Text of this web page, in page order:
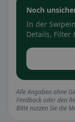
Noch
In der
Details, Filter
Alle Angaben ohne
Feedback oder den
Bitte nutzen Sie die